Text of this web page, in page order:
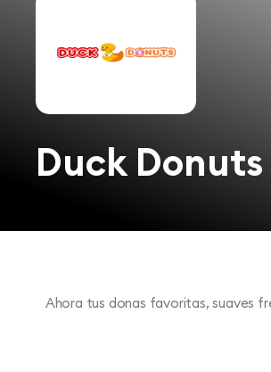
Duck Donuts
Ahora tus donas favoritas, suaves